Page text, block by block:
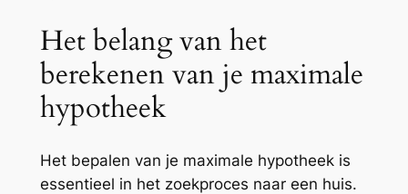
Het belang van het
berekenen van je maximale
hypotheek
Het bepalen van je maximale hypotheek is
essentieel in het zoekproces naar een huis.